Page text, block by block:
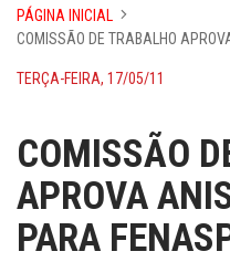
PÁGINA INICIAL
COMISSÃO DE TRABALHO
TERÇA-FEIRA, 17/05/11
COMISSÃO
APROVA
PARA